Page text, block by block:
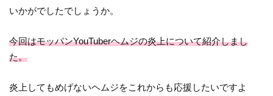
いかがでしたでしょうか。
今回はモッパンYouTuberヘムジの炎上について紹介しまし
た。
炎上してもめげないヘムジをこれからも応援したいですよ